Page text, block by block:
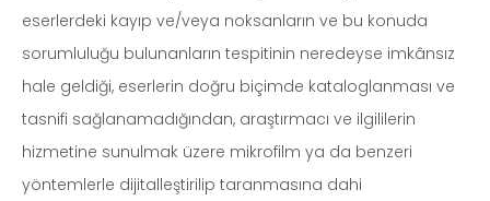
eserlerdeki kayıp ve/veya noksanların ve bu konuda
sorumluluğu bulunanların tespitinin neredeyse imkânsız
hale geldiği, eserlerin doğru biçimde kataloglanması ve
tasnifi sağlanamadığından, araştırmacı ve ilgililerin
hizmetine sunulmak üzere mikrofilm ya da benzeri
yöntemlerle dijitalleştirilip taranmasına dahi